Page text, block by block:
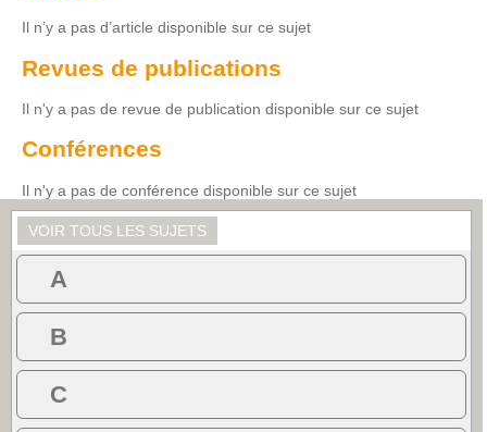
Il n’y a pas d’article disponible sur ce sujet
Revues de publications
Il n'y a pas de revue de publication disponible sur ce sujet
Conférences
Il n'y a pas de conférence disponible sur ce sujet
VOIR TOUS LES SUJETS
A
B
C